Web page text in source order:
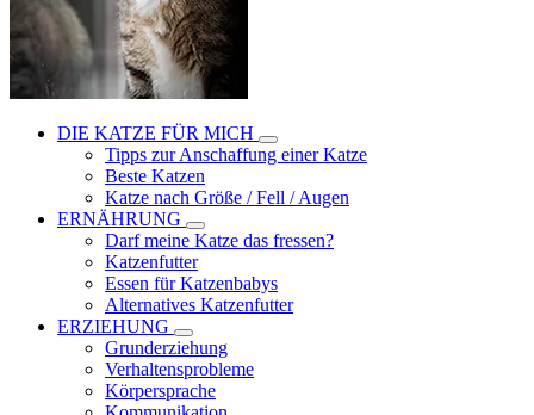
DIE KATZE FÜR MICH
Tipps zur Anschaffung einer Katze
Beste Katzen
Katze nach Größe / Fell / Augen
ERNÄHRUNG
Darf meine Katze das fressen?
Katzenfutter
Essen für Katzenbabys
Alternatives Katzenfutter
ERZIEHUNG
Grunderziehung
Verhaltensprobleme
Körpersprache